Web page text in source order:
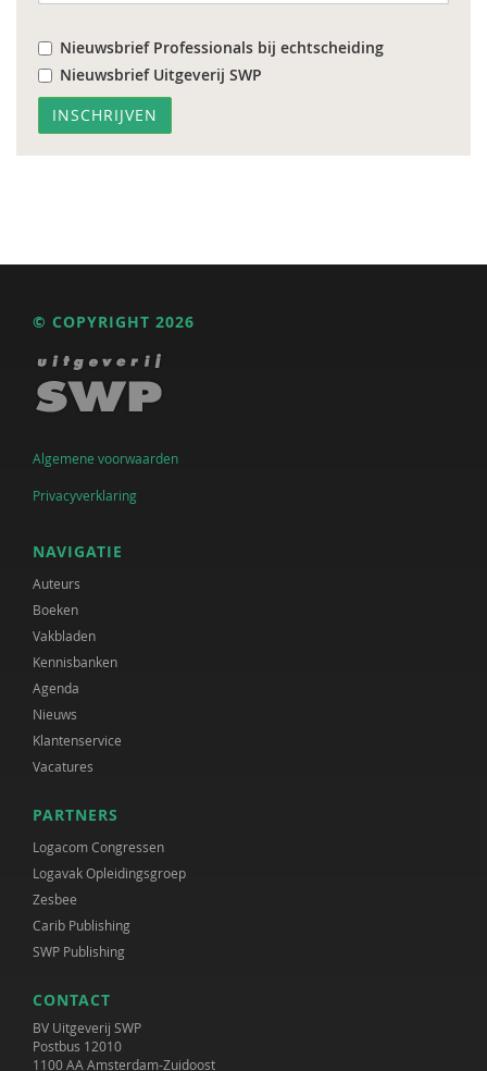
Nieuwsbrief Professionals bij echtscheiding
Nieuwsbrief Uitgeverij SWP
© COPYRIGHT 2026
Algemene voorwaarden
Privacyverklaring
NAVIGATIE
Auteurs
Boeken
Vakbladen
Kennisbanken
Agenda
Nieuws
Klantenservice
Vacatures
PARTNERS
Logacom Congressen
Logavak Opleidingsgroep
Zesbee
Carib Publishing
SWP Publishing
CONTACT
BV Uitgeverij SWP
Postbus 12010
1100 AA Amsterdam-Zuidoost